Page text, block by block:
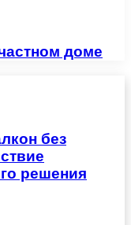
доме
без
решения